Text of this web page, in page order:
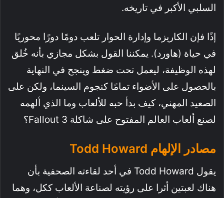
السلبي الأكبر في تاريخه.
إذًا فإن الكاريزما وإدارة الحوار تلعب دومًا دورًا محوريًا
في حياة (هاورد). يمكننا القول بشكل مجازي بأنه خُلق
لهذه الوظيفة، ليعمل تحت ضغط وينجح في النهاية
بالحصول على الأضواء تمامًا كنجوم السينما، ولكن على
الصعيد المهني، كيف بدأ حبه للألعاب وما الذي ألهمه
لصنع ألعاب العالم المفتوح على شاكلة Fallout 3؟
مصادر الإلهام Todd Howard
يقول Todd Howard في أحد لقاءته الصحفية بأن
هناك لعبتين أثرا على رؤيته لصناعة الألعاب ككل، وهما